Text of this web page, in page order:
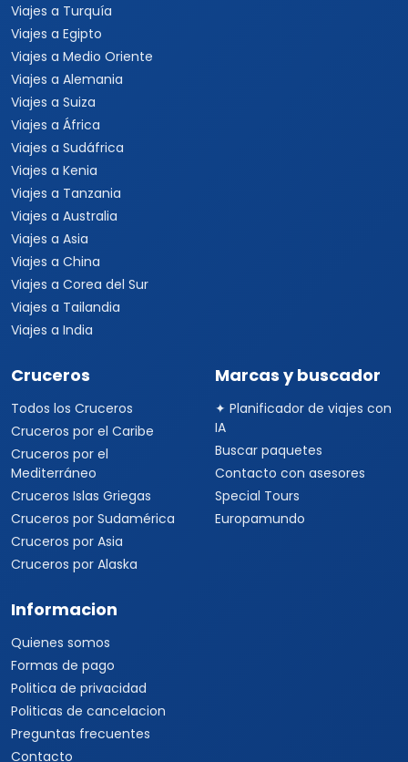
Viajes a Turquía
Viajes a Egipto
Viajes a Medio Oriente
Viajes a Alemania
Viajes a Suiza
Viajes a África
Viajes a Sudáfrica
Viajes a Kenia
Viajes a Tanzania
Viajes a Australia
Viajes a Asia
Viajes a China
Viajes a Corea del Sur
Viajes a Tailandia
Viajes a India
Cruceros
Todos los Cruceros
Cruceros por el Caribe
Cruceros por el
Mediterráneo
Cruceros Islas Griegas
Cruceros por Sudamérica
Cruceros por Asia
Cruceros por Alaska
Marcas y buscador
✦ Planificador de viajes con
IA
Buscar paquetes
Contacto con asesores
Special Tours
Europamundo
Informacion
Quienes somos
Formas de pago
Politica de privacidad
Politicas de cancelacion
Preguntas frecuentes
Contacto